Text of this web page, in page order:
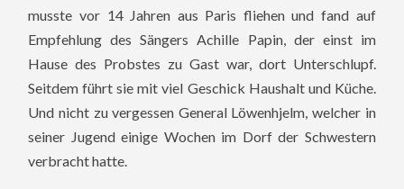
musste vor 14 Jahren aus Paris fliehen und fand auf
Empfehlung des Sängers Achille Papin, der einst im
Hause des Probstes zu Gast war, dort Unterschlupf.
Seitdem führt sie mit viel Geschick Haushalt und Küche.
Und nicht zu vergessen General Löwenhjelm, welcher in
seiner Jugend einige Wochen im Dorf der Schwestern
verbracht hatte.